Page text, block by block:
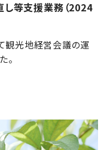
等支援業務（2024
観光地経営会議の運
。